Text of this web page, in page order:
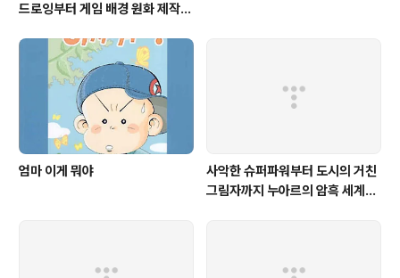
드로잉부터 게임 배경 원화 제작까
엄마 이게 뭐야
사악한 슈퍼파워부터 도시의 거친
그림자까지 누아르의 암흑 세계를